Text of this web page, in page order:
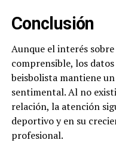
Conclusión
Aunque el interés
comprensible, los
beisbolista mantiene
sentimental. Al no
relación, la atención
deportivo y en su
profesional.